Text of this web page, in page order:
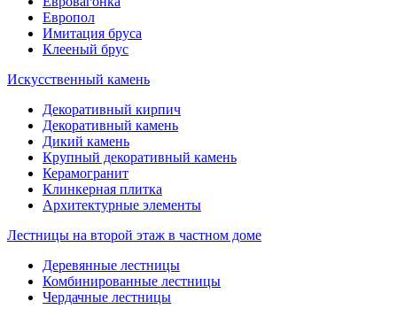
Европол
Имитация бруса
Клееный брус
Искусственный камень
Декоративный кирпич
Декоративный камень
Дикий камень
Крупный декоративный камень
Керамогранит
Клинкерная плитка
Архитектурные элементы
Лестницы на второй этаж в частном доме
Деревянные лестницы
Комбинированные лестницы
Чердачные лестницы